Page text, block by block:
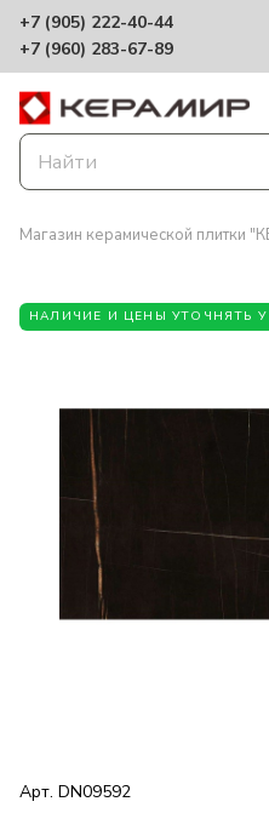
+7 (905) 222-40-44
+7 (960) 283-67-89
Магазин керамической плитки
НАЛИЧИЕ И ЦЕНЫ УТОЧНЯТЬ
Арт. DN09592